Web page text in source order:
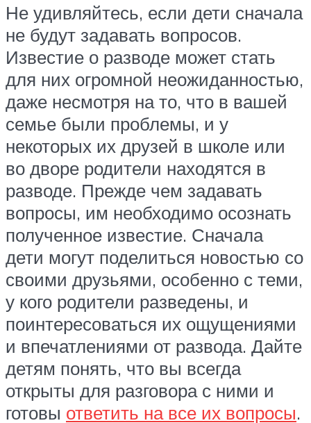
Не удивляйтесь, если дети сначала
не будут задавать вопросов.
Известие о разводе может стать
для них огромной неожиданностью,
даже несмотря на то, что в вашей
семье были проблемы, и у
некоторых их друзей в школе или
во дворе родители находятся в
разводе. Прежде чем задавать
вопросы, им необходимо осознать
полученное известие. Сначала
дети могут поделиться новостью со
своими друзьями, особенно с теми,
у кого родители разведены, и
поинтересоваться их ощущениями
и впечатлениями от развода. Дайте
детям понять, что вы всегда
открыты для разговора с ними и
готовы ответить на все их вопросы.